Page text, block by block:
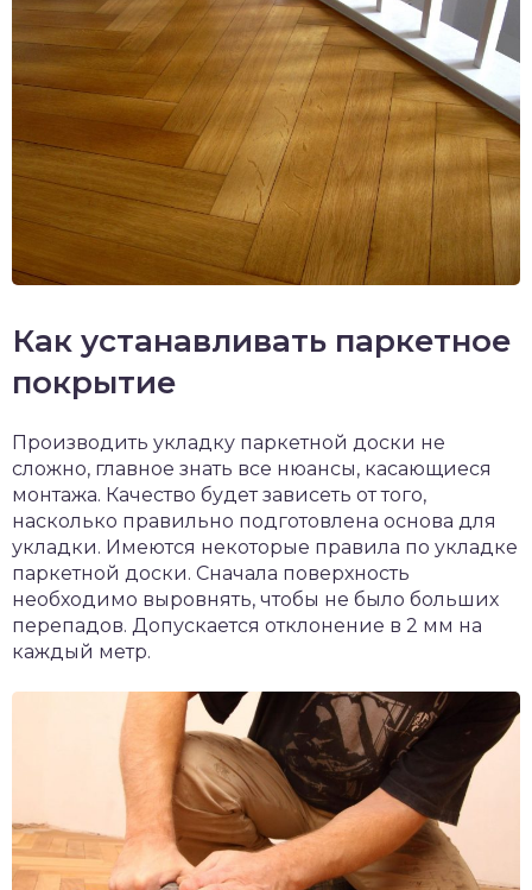
Как устанавливать паркетное
покрытие
Производить укладку паркетной доски не
сложно, главное знать все нюансы, касающиеся
монтажа. Качество будет зависеть от того,
насколько правильно подготовлена основа для
укладки. Имеются некоторые правила по укладке
паркетной доски. Сначала поверхность
необходимо выровнять, чтобы не было больших
перепадов. Допускается отклонение в 2 мм на
каждый метр.